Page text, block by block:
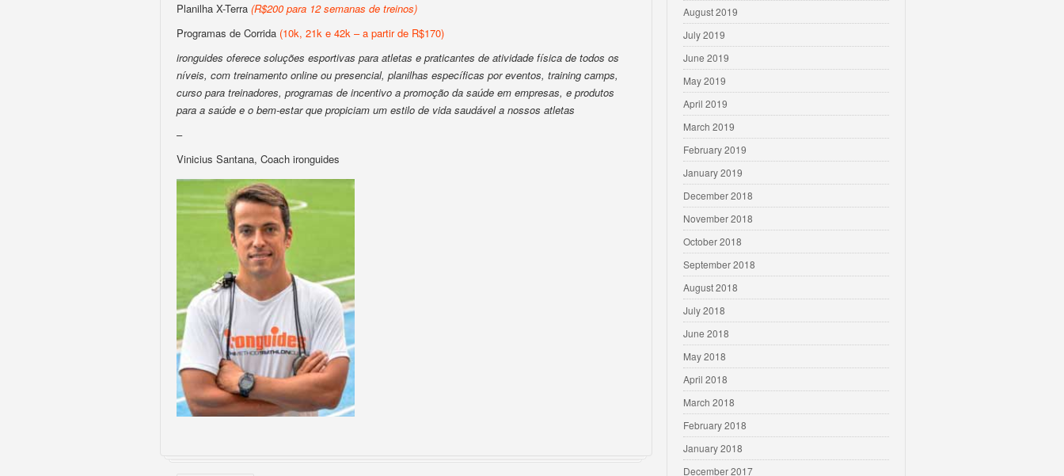
Planilha X-Terra (R$200 para 12 semanas de treinos)
Programas de Corrida (10k, 21k e 42k – a partir de R$170)
ironguides oferece soluções esportivas para atletas e praticantes de atividade física de todos os
níveis, com treinamento online ou presencial, planilhas específicas por eventos, training camps,
curso para treinadores, programas de incentivo a promoção da saúde em empresas, e produtos
para a saúde e o bem-estar que propiciam um estilo de vida saudável a nossos atletas
–
Vinicius Santana, Coach ironguides
August 2019
July 2019
June 2019
May 2019
April 2019
March 2019
February 2019
January 2019
December 2018
November 2018
October 2018
September 2018
August 2018
July 2018
June 2018
May 2018
April 2018
March 2018
February 2018
January 2018
December 2017